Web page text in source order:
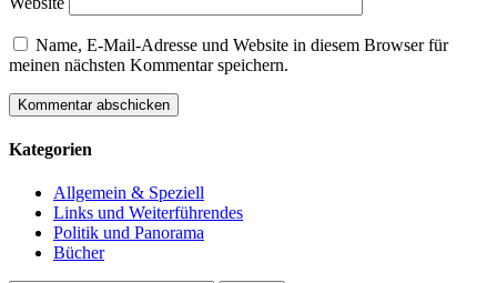
Name, E-Mail-Adresse und Website in diesem Browser für
meinen nächsten Kommentar speichern.
Kategorien
Allgemein & Speziell
Links und Weiterführendes
Politik und Panorama
Bücher